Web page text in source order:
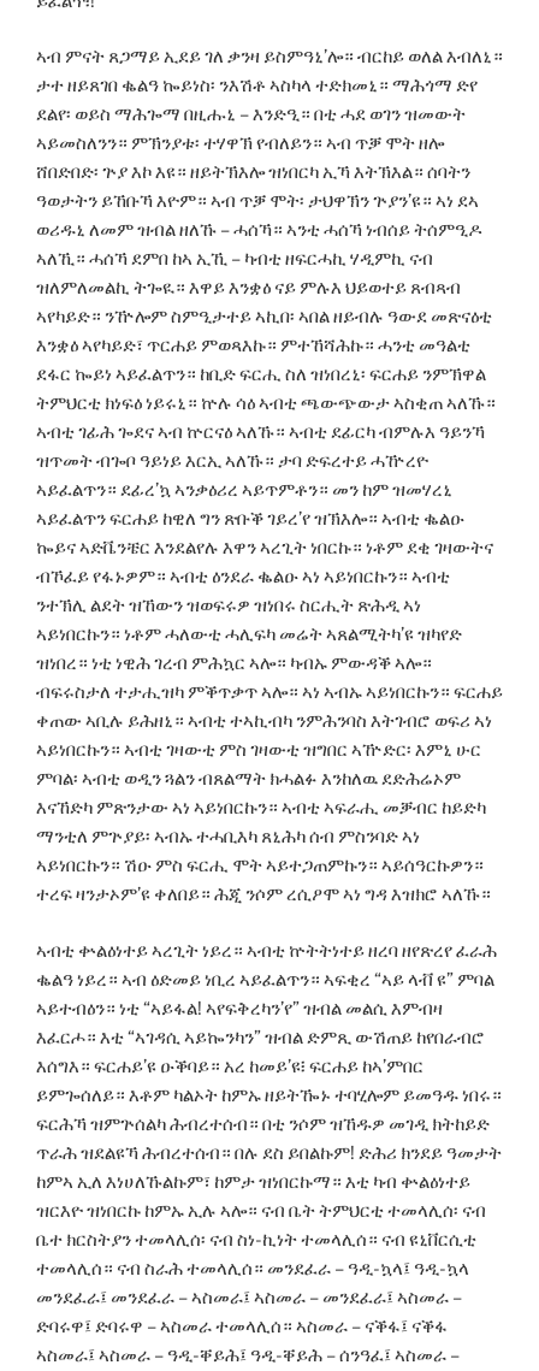
ኣብ ምናት ጸጋማይ ኢደይ ገለ ቃንዛ ይስምዓኒ’ሎ። ብርከይ ወለል እብለኒ።
ታተ ዘይጸገበ ቈልዓ ኰይነስ፡ ንእሽቶ ኣስካላ ተድክመኒ። ማሕጎማ ድየ
ደልየ፡ ወይስ ማሕጐማ በዚሑኒ – እንድዒ። በቲ ሓደ ወገን ዝመውት
ኣይመስለንን። ምኽንያቱ፡ ተሃዋኽ የብለይን። ኣብ ጥቓ ሞት ዘሎ
ሸበድበድ፡ ጕያ እኮ እዩ። ዘይትኽእሎ ዝነበርካ ኢኻ እትኽእል። ሰባትን
ዓወታትን ይኸቡኻ እዮም። ኣብ ጥቓ ሞት፡ ታህዋኽን ጕያን’ዩ። ኣነ ደኣ
ወሪዱኒ ለመም ዝብል ዘለኹ – ሓሰኻ። ኣንቲ ሓሰኻ ነብሰይ ትሰምዒዶ
ኣለኺ። ሓሰኻ ደምበ ከኣ ኢኺ – ካብቲ ዘፍርሓኪ ሃዲምኪ ናብ
ዝለምለመልኪ ትጐዪ። እዋይ እንቋዕ ናይ ምሉእ ህይወተይ ጸብጻብ
ኣየካይድ። ንዅሎም ስምዒታተይ ኣኪበ፡ ኣበል ዘይብሉ ዓውደ መጽናዕቲ
እንቋዕ ኣየካይድ፣ ጥርሐይ ምወጻእኩ። ምተኸሻሕኩ። ሓንቲ መዓልቲ
ደፋር ኰይነ ኣይፈልጥን። ከቢድ ፍርሒ ስለ ዝነበረኒ፡ ፍርሐይ ንምኽዋል
ትምህርቲ ክነፍዕ ነይሩኒ። ኵሉ ሳዕ ኣብቲ ጫውጭውታ ኣስቂጠ ኣለኹ።
ኣብቲ ገፊሕ ጐደና ኣብ ኵርናዕ ኣለኹ። ኣብቲ ደፊርካ ብምሉእ ዓይንኻ
ዝጥመት ብጐቦ ዓይነይ እርኢ ኣለኹ። ታባ ድፍረተይ ሓዅረዮ
ኣይፈልጥን። ደፊረ’ኳ ኣንቃዕሪረ ኣይጥምቶን። መን ከም ዝመሃረኒ
ኣይፈልጥን ፍርሐይ ከዊለ ግን ጽቡቕ ገይረ’የ ዝኽእሎ። ኣብቲ ቈልዑ
ኰይና ኣድቬንቼር እንደልየሉ እዋን ኣረጊት ነበርኩ። ነቶም ደቂ ገዛውትና
ብኾፈይ የፋኑዎም። ኣብቲ ዕንደራ ቈልዑ ኣነ ኣይነበርኩን። ኣብቲ
ንተኽሊ ልደት ዝኸውን ዝወፍሩዎ ዝነበሩ ስርሒት ጽሕዲ ኣነ
ኣይነበርኩን። ነቶም ሓለውቲ ሓሊፍካ መሬት ኣጸልሚትካ’ዩ ዝካየድ
ዝነበረ። ነቲ ነዊሕ ገረብ ምሕኳር ኣሎ። ካብኡ ምውዳቕ ኣሎ።
ብፍሩስታለ ተታሒዝካ ምቕጥቃጥ ኣሎ። ኣነ ኣብኡ ኣይነበርኩን። ፍርሐይ
ቀጠው ኣቢሉ ይሕዘኒ። ኣብቲ ተኣኪብካ ንምሕንባስ እትገብሮ ወፍሪ ኣነ
ኣይነበርኩን። ኣብቲ ገዛውቲ ምስ ገዛውቲ ዝግበር ኣዅድር፡ እምኒ ሁር
ምባል፡ ኣብቲ ወዲን ጓልን ብጸልማት ክሓልፉ እንከለዉ ደድሕሬኦም
እናኸድካ ምጽንታው ኣነ ኣይነበርኩን። ኣብቲ ኣፍራሒ መቓብር ከይድካ
ማንቲለ ምጕያይ፡ ኣብኡ ተሓቢእካ ጸኒሕካ ሰብ ምስንባድ ኣነ
ኣይነበርኩን። ሽዑ ምስ ፍርሒ ሞት ኣይተጋጠምኩን። ኣይሰዓርኩዎን።
ተረፍ ዛንታኦም’ዩ ቀለበይ። ሕጂ ንሶም ረሲዖሞ ኣነ ግዳ እዝክሮ ኣለኹ።
ኣብቲ ቍልዕነተይ ኣረጊት ነይረ። ኣብቲ ኵትትነተይ ዘረባ ዘየጽረየ ፈራሕ
ቈልዓ ነይረ። ኣብ ዕድመይ ነቢረ ኣይፈልጥን። ኣፍቂረ “ኣይ ላቭ ዩ” ምባል
ኣይተብዕን። ነቲ “ኣይፋል! ኣየፍቅረካን’የ” ዝብል መልሲ እምብዛ
እፈርሖ። እቲ “ኣገዳሲ ኣይኰንካን” ዝብል ድምጺ ውሽጠይ ከየበራብሮ
እሰግእ። ፍርሐይ’ዩ ዑቕባይ። አረ ከመይ’ዩ፧ ፍርሐይ ከኣ’ምበር
ይምጐሰለይ። እቶም ካልኦት ከምኡ ዘይትዀኑ ተባሂሎም ይመዓዱ ነበሩ።
ፍርሕኻ ዝምጕሰልካ ሕብረተሰብ። በቲ ንሶም ዝኸዱዎ መገዲ ክትከይድ
ጥራሕ ዝደልዩኻ ሕብረተሰብ። በሉ ደስ ይበልኩም! ድሕሪ ክንደይ ዓመታት
ከምኣ ኢለ እነሀለኹልኩም፣ ከምታ ዝነበርኩማ። እቲ ካብ ቍልዕነተይ
ዝርእዮ ዝነበርኩ ከምኡ ኢሉ ኣሎ። ናብ ቤት ትምህርቲ ተመላሊሰ፡ ናብ
ቤተ ክርስትያን ተመላሊሰ፡ ናብ ስነ-ኪነት ተመላሊሰ። ናብ ዩኒቨርሲቲ
ተመላሊሰ። ናብ ስራሕ ተመላሊሰ። መንደፈራ – ዓዲ-ኳላ፤ ዓዲ-ኳላ
መንደፈራ፤ መንደፈራ – ኣስመራ፤ ኣስመራ – መንደፈራ፤ ኣስመራ –
ድባሩዋ፤ ድባሩዋ – ኣስመራ ተመላሊሰ። ኣስመራ – ናቕፋ፤ ናቕፋ
ኣስመራ፤ ኣስመራ – ዓዲ-ቐይሕ፤ ዓዲ-ቐይሕ – ሰንዓፈ፤ ኣስመራ –